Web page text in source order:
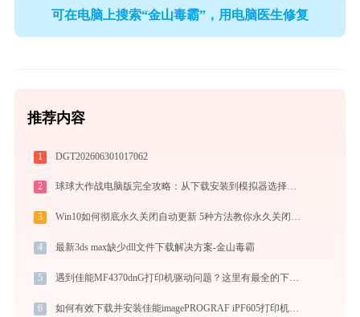
可在电脑上搜索“金山毒霸”，用电脑医生修复
推荐内容
1 DGT202606301017062
2 球球大作战电脑版完全攻略：从下载安装到模拟器选择，大屏冲分指南
3 Win10如何彻底永久关闭自动更新 5种方法教你永久关闭win10自动更新
4 最新3ds max缺少dll文件下载解决方案-金山毒霸
5 遇到佳能MF4370dnG打印机驱动问题？这里有最全的下载及安装指导
6 如何有效下载并安装佳能imagePROGRAF iPF605打印机驱动？全方位指导手册